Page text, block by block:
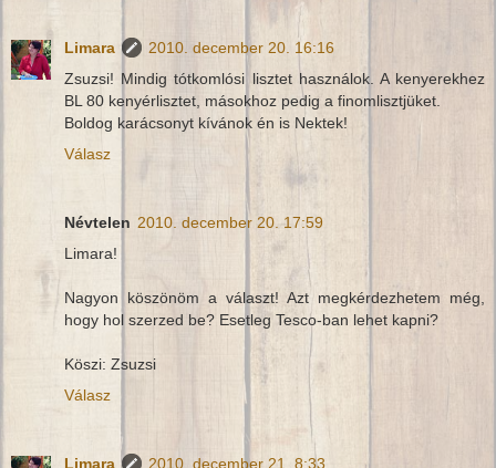
Limara
2010. december 20. 16:16
Zsuzsi! Mindig tótkomlósi lisztet használok. A kenyerekhez
BL 80 kenyérlisztet, másokhoz pedig a finomlisztjüket.
Boldog karácsonyt kívánok én is Nektek!
Válasz
Névtelen 2010. december 20. 17:59
Limara!
Nagyon köszönöm a választ! Azt megkérdezhetem még,
hogy hol szerzed be? Esetleg Tesco-ban lehet kapni?
Köszi: Zsuzsi
Válasz
Limara
2010. december 21. 8:33